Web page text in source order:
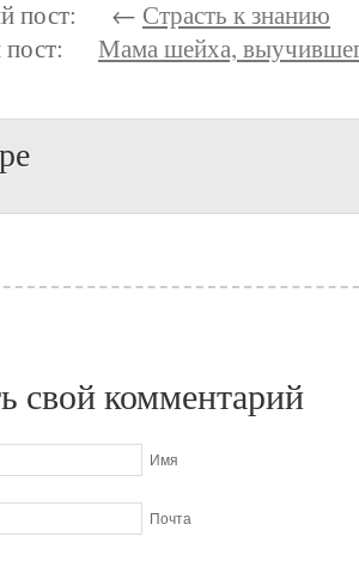
пост: ← Страсть к знанию
пост: Мама шейха,
свой комментарий
Имя
Почта